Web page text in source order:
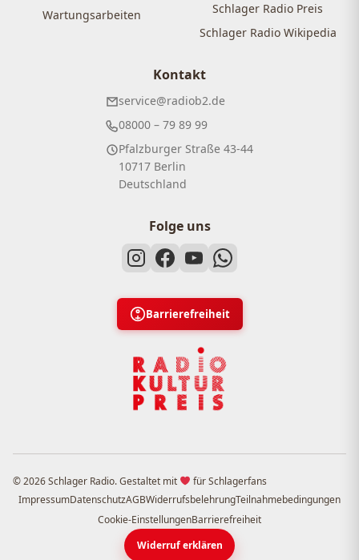
Wartungsarbeiten
Schlager Radio Preis
Schlager Radio Wikipedia
Kontakt
service@radiob2.de
08000 – 79 89 99
Pfalzburger Straße 43-44
10717 Berlin
Deutschland
Folge uns
Barrierefreiheit
© 2026 Schlager Radio. Gestaltet mit
für Schlagerfans
ImpressumDatenschutzAGBWiderrufsbelehrungTeilnahmebedingungen
Cookie-EinstellungenBarrierefreiheit
Widerruf erklären